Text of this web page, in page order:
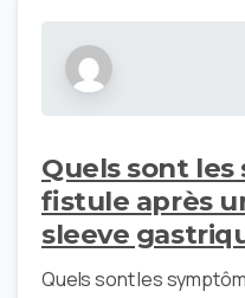
Quels sont
fistule après
sleeve
Quels sont les